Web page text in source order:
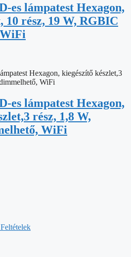
es lámpatest Hexagon,
10 rész, 19 W, RGBIC
es lámpatest Hexagon,
rész, 1,8 W,
WiFi